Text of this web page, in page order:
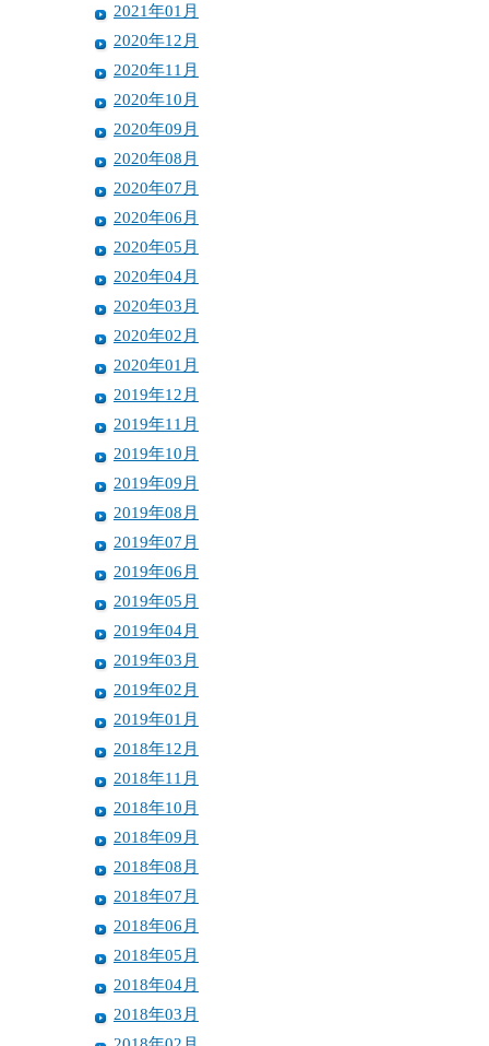
2021年01月
2020年12月
2020年11月
2020年10月
2020年09月
2020年08月
2020年07月
2020年06月
2020年05月
2020年04月
2020年03月
2020年02月
2020年01月
2019年12月
2019年11月
2019年10月
2019年09月
2019年08月
2019年07月
2019年06月
2019年05月
2019年04月
2019年03月
2019年02月
2019年01月
2018年12月
2018年11月
2018年10月
2018年09月
2018年08月
2018年07月
2018年06月
2018年05月
2018年04月
2018年03月